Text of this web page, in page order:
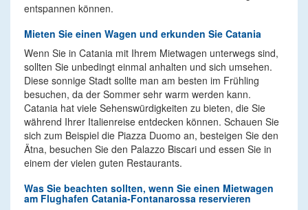
entspannen können.
Mieten Sie einen Wagen und erkunden Sie Catania
Wenn Sie in Catania mit Ihrem Mietwagen unterwegs sind,
sollten Sie unbedingt einmal anhalten und sich umsehen.
Diese sonnige Stadt sollte man am besten im Frühling
besuchen, da der Sommer sehr warm werden kann.
Catania hat viele Sehenswürdigkeiten zu bieten, die Sie
während Ihrer Italienreise entdecken können. Schauen Sie
sich zum Beispiel die Piazza Duomo an, besteigen Sie den
Ätna, besuchen Sie den Palazzo Biscari und essen Sie in
einem der vielen guten Restaurants.
Was Sie beachten sollten, wenn Sie einen Mietwagen
am Flughafen Catania-Fontanarossa reservieren